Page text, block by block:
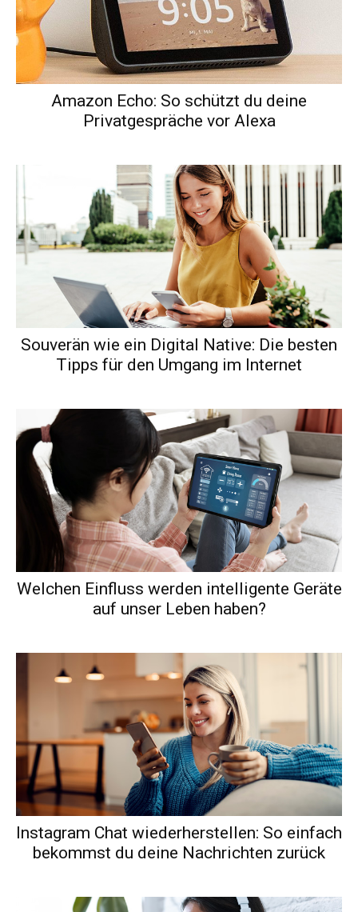
Amazon Echo: So schützt du deine
Privatgespräche vor Alexa
Souverän wie ein Digital Native: Die besten
Tipps für den Umgang im Internet
Welchen Einfluss werden intelligente Geräte
auf unser Leben haben?
Instagram Chat wiederherstellen: So einfach
bekommst du deine Nachrichten zurück